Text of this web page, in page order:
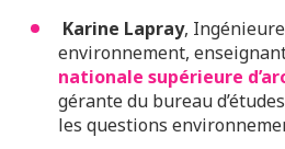
Karine Lapray,
environnement,
nationale supérieure
gérante du bureau d’études
les questions